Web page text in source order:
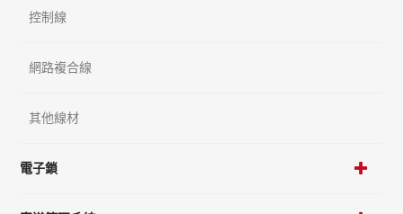
控制線
網路複合線
其他線材
電子鎖